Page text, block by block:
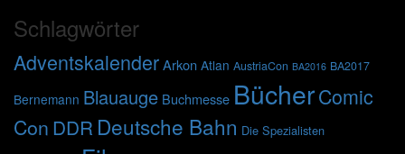
Schlagwörter
AdventskalenderArkon Atlan AustriaCon BA2016 BA2017
Bernemann Blauauge Buchmesse BücherComic
Con DDR Deutsche Bahn Die Spezialisten